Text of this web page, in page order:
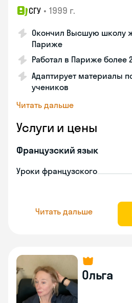
СГУ • 1999 г.
Окончил Высшую школу
Париже
Работал в Париже более
Адаптирует материалы
учеников
Читать дальше
Услуги и цены
Французский язык
Уроки французского
Читать дальше
Ольга